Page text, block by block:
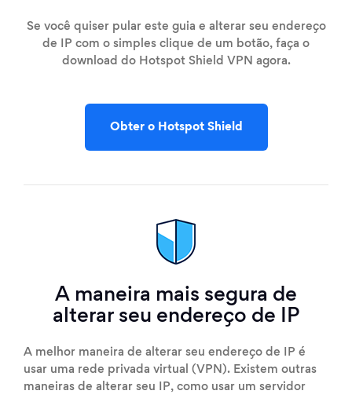
Se você quiser pular este guia e alterar seu endereço
de IP com o simples clique de um botão, faça o
download do Hotspot Shield VPN agora.
Obter o Hotspot Shield
A maneira mais segura de
alterar seu endereço de IP
A melhor maneira de alterar seu endereço de IP é
usar uma rede privada virtual (VPN). Existem outras
maneiras de alterar seu IP, como usar um servidor